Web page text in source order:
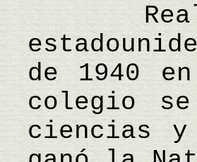
de 1940
colegio
ciencias